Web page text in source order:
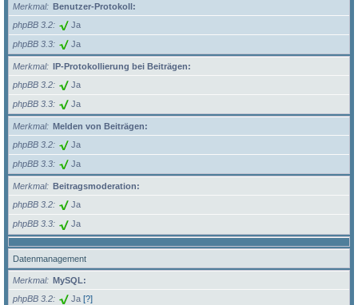
Merkmal
Benutzer-Protokoll:
phpBB 3.2
Ja
phpBB 3.3 Ja
Merkmal
IP-Protokollierung bei Beiträgen:
phpBB 3.2
Ja
phpBB 3.3 Ja
Merkmal
Melden von Beiträgen:
phpBB 3.2
Ja
phpBB 3.3 Ja
Merkmal
Beitragsmoderation:
phpBB 3.2
Ja
phpBB 3.3 Ja
Datenmanagement
Merkmal
MySQL:
phpBB 3.2
Ja [?]